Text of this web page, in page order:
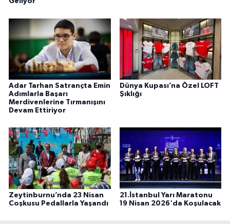
Adar Tarhan Satrançta Emin
Adımlarla Başarı
Merdivenlerine Tırmanışını
Devam Ettiriyor
Dünya Kupası’na Özel LOFT
Şıklığı
Zeytinburnu’nda 23 Nisan
Coşkusu Pedallarla Yaşandı
21.İstanbul Yarı Maratonu
19 Nisan 2026'da Koşulacak